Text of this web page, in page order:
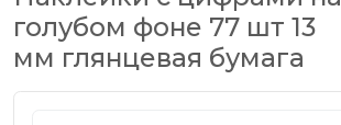
голубом фоне 77 шт 13
мм глянцевая бумага